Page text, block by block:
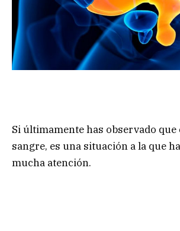
Si últimamente has observado que
sangre, es una situación a la que
mucha atención.